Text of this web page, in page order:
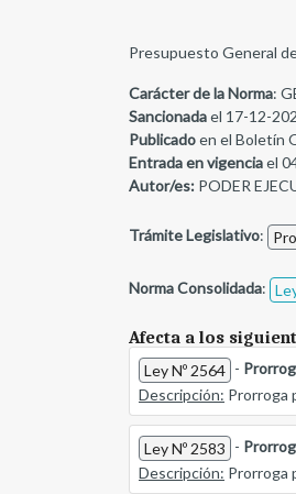
Presupuesto General
Carácter de la Norma:
Sancionadael 17-12-
Publicadoen el Boletín
Entrada en vigenciael
Autor/es: PODER
Trámite Legislativo:
Norma Consolidada:
Afecta a los
Ley Nº 2564 -
Descripción: Prorroga
Ley Nº 2583 -
Descripción: Prorroga